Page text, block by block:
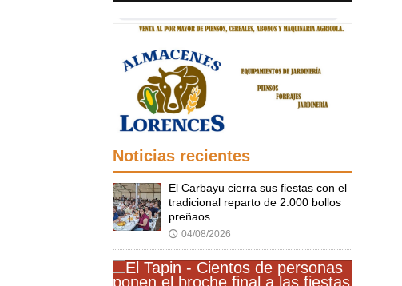
Noticias recientes
El Carbayu cierra sus fiestas con el
tradicional reparto de 2.000 bollos
preñaos
🕔 04/08/2026